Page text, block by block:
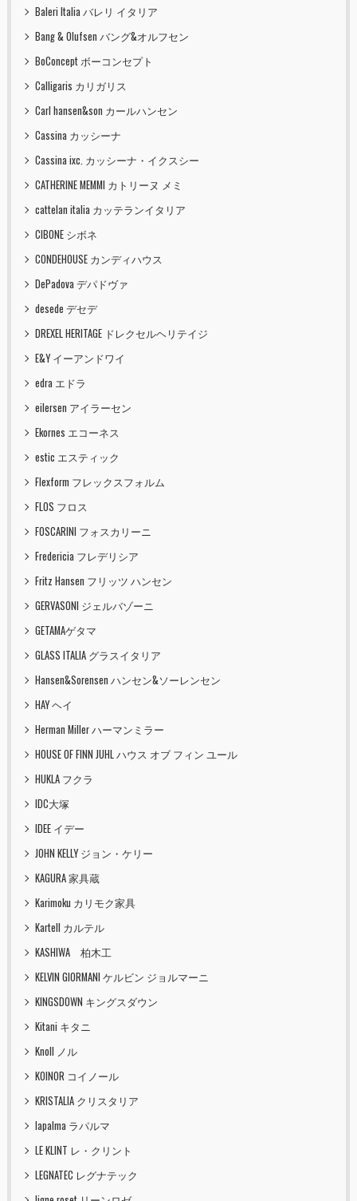
Baleri Italia バレリ イタリア
Bang & Olufsen バング&オルフセン
BoConcept ボーコンセプト
Calligaris カリガリス
Carl hansen&son カールハンセン
Cassina カッシーナ
Cassina ixc. カッシーナ・イクスシー
CATHERINE MEMMI カトリーヌ メミ
cattelan italia カッテランイタリア
CIBONE シボネ
CONDEHOUSE カンディハウス
DePadova デパドヴァ
desede デセデ
DREXEL HERITAGE ドレクセルヘリテイジ
E&Y イーアンドワイ
edra エドラ
eilersen アイラーセン
Ekornes エコーネス
estic エスティック
Flexform フレックスフォルム
FLOS フロス
FOSCARINI フォスカリーニ
Fredericia フレデリシア
Fritz Hansen フリッツ ハンセン
GERVASONI ジェルバゾーニ
GETAMAゲタマ
GLASS ITALIA グラスイタリア
Hansen&Sorensen ハンセン&ソーレンセン
HAY ヘイ
Herman Miller ハーマンミラー
HOUSE OF FINN JUHL ハウス オブ フィン ユール
HUKLA フクラ
IDC大塚
IDEE イデー
JOHN KELLY ジョン・ケリー
KAGURA 家具蔵
Karimoku カリモク家具
Kartell カルテル
KASHIWA 柏木工
KELVIN GIORMANI ケルビン ジョルマーニ
KINGSDOWN キングスダウン
Kitani キタニ
Knoll ノル
KOINOR コイノール
KRISTALIA クリスタリア
lapalma ラパルマ
LE KLINT レ・クリント
LEGNATEC レグナテック